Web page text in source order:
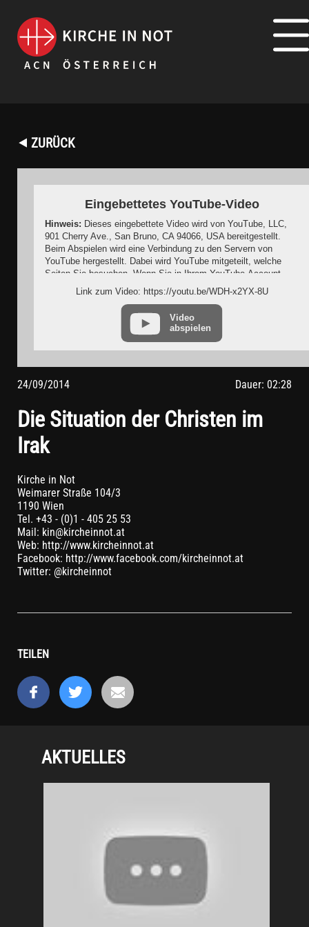
⯇ ZURÜCK
Eingebettetes YouTube-Video
Hinweis: Dieses eingebettete Video wird von YouTube, LLC,
901 Cherry Ave., San Bruno, CA 94066, USA bereitgestellt.
Beim Abspielen wird eine Verbindung zu den Servern von
YouTube hergestellt. Dabei wird YouTube mitgeteilt, welche
Seiten Sie besuchen. Wenn Sie in Ihrem YouTube-Account
eingeloggt sind, kann YouTube Ihr Surfverhalten Ihnen
persönlich zuzuordnen. Dies verhindern Sie, indem Sie sich
vorher aus Ihrem YouTube-Account ausloggen.
Wird ein YouTube-Video gestartet, setzt der Anbieter Cookies
ein, die Hinweise über das Nutzerverhalten sammeln.
Wer das Speichern von Cookies für das Google-Ads-Programm
deaktiviert hat, wird auch beim Anschauen von YouTube-
Videos mit keinen solchen Cookies rechnen müssen. YouTube
Nutzungsinformationen ab. Möchten Sie dies verhindern, so
müssen Sie das Speichern von Cookies im Browser blockieren.
Weitere Informationen zum Datenschutz bei „YouTube“ finden
https://www.google.de/intl/de/policies/privacy/
Link zum Video: https://youtu.be/WDH-x2YX-8U
Video
abspielen
24/09/2014 Dauer: 02:28
Die Situation der Christen im
Irak
Kirche in Not
Weimarer Straße 104/3
1190 Wien
Tel. +43 - (0)1 - 405 25 53
Mail: kin@kircheinnot.at
Web: http://www.kircheinnot.at
Facebook: http://www.facebook.com/kircheinnot.at
Twitter: @kircheinnot
TEILEN
AKTUELLES